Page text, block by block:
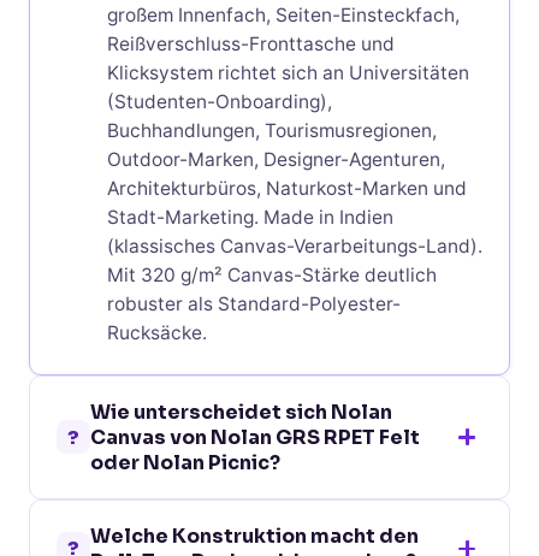
großem Innenfach, Seiten-Einsteckfach,
Reißverschluss-Fronttasche und
Klicksystem richtet sich an Universitäten
(Studenten-Onboarding),
Buchhandlungen, Tourismusregionen,
Outdoor-Marken, Designer-Agenturen,
Architekturbüros, Naturkost-Marken und
Stadt-Marketing. Made in Indien
(klassisches Canvas-Verarbeitungs-Land).
Mit 320 g/m² Canvas-Stärke deutlich
robuster als Standard-Polyester-
Rucksäcke.
?
Wie unterscheidet sich Nolan
Canvas von Nolan GRS RPET Felt
oder Nolan Picnic?
schwarz) ist die handwerklich-
? Welche Konstruktion macht den